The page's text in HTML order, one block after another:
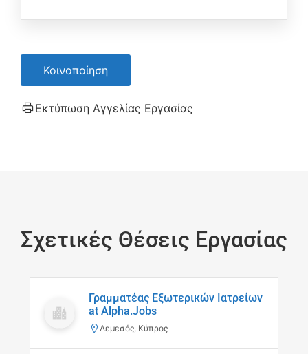
Κοινοποίηση
Εκτύπωση Αγγελίας Εργασίας
Σχετικές Θέσεις Εργασίας
Γραμματέας Εξωτερικών Ιατρείων
at Alpha.Jobs
Λεμεσός, Κύπρος